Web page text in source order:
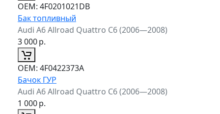
ОЕМ: 4F0201021DB
Бак топливный
Audi A6 Allroad Quattro C6 (2006—2008)
3 000р.
ОЕМ: 4F0422373A
Бачок ГУР
Audi A6 Allroad Quattro C6 (2006—2008)
1 000р.